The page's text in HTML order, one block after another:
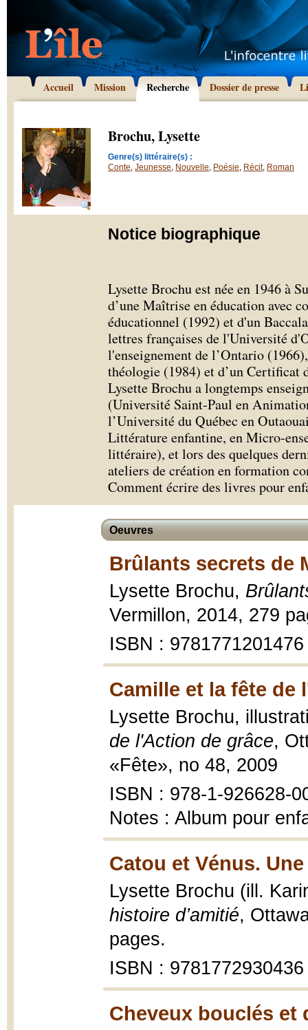
Accueil Mission Recherche Dossier de presse
Brochu, Lysette
Genre(s) littéraire(s) :
Conte, Jeunesse, Nouvelle, Poésie, Récit, Roman
Notice biographique
Lysette Brochu est née en 1946 à
d’une Maîtrise en éducation avec
éducationnel (1992) et d'un
lettres françaises de l'Université
l'enseignement de l’Ontario
théologie (1984) et d’un Certificat
Lysette Brochu a longtemps
(Université Saint-Paul en
l’Université du Québec en
Littérature enfantine, en Micro-
littéraire), et lors des quelques
ateliers de création en formation
Comment écrire des livres pour
Oeuvres
Brûlants secrets de
Lysette Brochu,
Vermillon, 2014, 279
ISBN : 9781771201476
Camille et la fête de
Lysette Brochu,
de l'Action de grâce,
«Fête», no 48, 2009
ISBN : 978-1-926628-
Notes : Album pour
Catou et Vénus.
Lysette Brochu (ill.
histoire d’amitié,
pages.
ISBN : 9781772930436
Cheveux bouclés et